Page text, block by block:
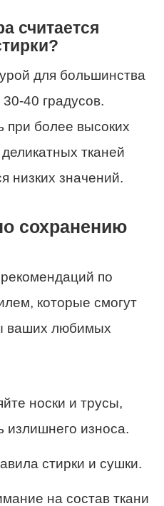
считается
для большинства
40 градусов.
при более высоких
тканей
низких значений.
сохранению
по
которые смогут
ваших любимых
носки и трусы,
излишнего износа.
стирки и сушки.
на состав ткани